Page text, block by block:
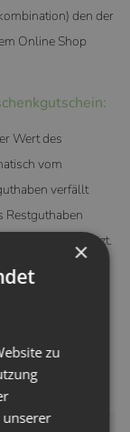
den der
Online Shop
Wert des
vom
verfällt
Restguthaben
eingesetzt.
besteht,
einmal
angezeigt und
×
zu